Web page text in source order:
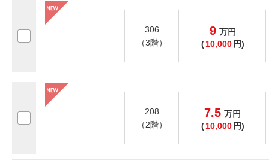
306
（3階）
9 万円
( 10,000 円)
208
（2階）
7.5 万円
( 10,000 円)